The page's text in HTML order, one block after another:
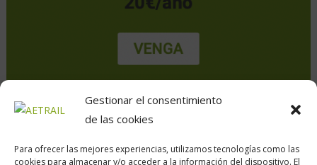
Gestionar el consentimiento
de las cookies
Para ofrecer las mejores experiencias, utilizamos tecnologías como las
cookies para almacenar y/o acceder a la información del dispositivo. El